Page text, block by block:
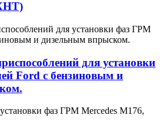
для установки
Ford с бензиновым и